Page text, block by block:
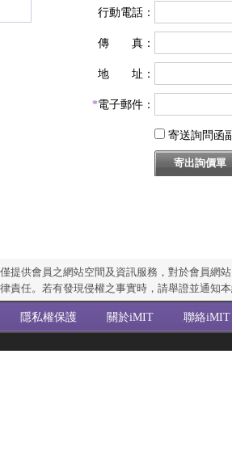
行動電話：
傳 真：
地 址：
*電子郵件：
寄送詢問函
提供會員之網站空間及資訊服務，對於會員網
責任。若有發現侵權之事實時，請舉證並通知
隱私權保護 關於iMIT 聯絡iMIT